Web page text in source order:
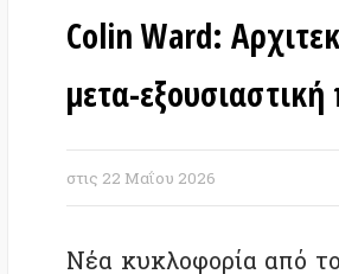
Νέα κυκλοφορία από το
κυκλοφορία του νέου
κοινωνικούς χώρους!